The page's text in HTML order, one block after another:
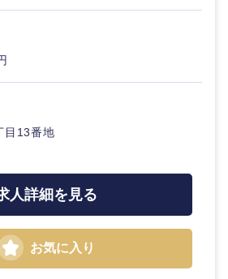
政策渉外
その他企画業務
ヘルスケア・ライフサイエンス
40代 50代
第二新卒
業
目13番地
人詳細を見る
お気に入り